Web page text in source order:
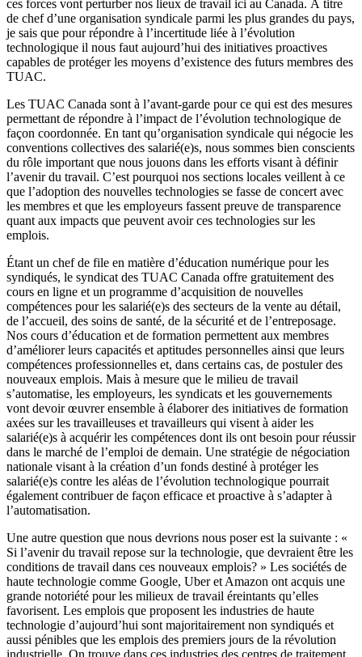
ces forces vont perturber nos lieux de travail ici au Canada. À titre
de chef d’une organisation syndicale parmi les plus grandes du pays,
je sais que pour répondre à l’incertitude liée à l’évolution
technologique il nous faut aujourd’hui des initiatives proactives
capables de protéger les moyens d’existence des futurs membres des
TUAC.
Les TUAC Canada sont à l’avant-garde pour ce qui est des mesures
permettant de répondre à l’impact de l’évolution technologique de
façon coordonnée. En tant qu’organisation syndicale qui négocie les
conventions collectives des salarié(e)s, nous sommes bien conscients
du rôle important que nous jouons dans les efforts visant à définir
l’avenir du travail. C’est pourquoi nos sections locales veillent à ce
que l’adoption des nouvelles technologies se fasse de concert avec
les membres et que les employeurs fassent preuve de transparence
quant aux impacts que peuvent avoir ces technologies sur les
emplois.
Étant un chef de file en matière d’éducation numérique pour les
syndiqués, le syndicat des TUAC Canada offre gratuitement des
cours en ligne et un programme d’acquisition de nouvelles
compétences pour les salarié(e)s des secteurs de la vente au détail,
de l’accueil, des soins de santé, de la sécurité et de l’entreposage.
Nos cours d’éducation et de formation permettent aux membres
d’améliorer leurs capacités et aptitudes personnelles ainsi que leurs
compétences professionnelles et, dans certains cas, de postuler des
nouveaux emplois. Mais à mesure que le milieu de travail
s’automatise, les employeurs, les syndicats et les gouvernements
vont devoir œuvrer ensemble à élaborer des initiatives de formation
axées sur les travailleuses et travailleurs qui visent à aider les
salarié(e)s à acquérir les compétences dont ils ont besoin pour réussir
dans le marché de l’emploi de demain. Une stratégie de négociation
nationale visant à la création d’un fonds destiné à protéger les
salarié(e)s contre les aléas de l’évolution technologique pourrait
également contribuer de façon efficace et proactive à s’adapter à
l’automatisation.
Une autre question que nous devrions nous poser est la suivante : «
Si l’avenir du travail repose sur la technologie, que devraient être les
conditions de travail dans ces nouveaux emplois? » Les sociétés de
haute technologie comme Google, Uber et Amazon ont acquis une
grande notoriété pour les milieux de travail éreintants qu’elles
favorisent. Les emplois que proposent les industries de haute
technologie d’aujourd’hui sont majoritairement non syndiqués et
aussi pénibles que les emplois des premiers jours de la révolution
industrielle. On trouve dans ces industries des centres de traitement